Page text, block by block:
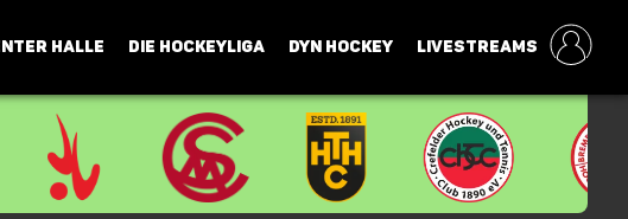
HALLE DIE HOCKEYLIGA DYN HOCKEY LIVESTREAMS